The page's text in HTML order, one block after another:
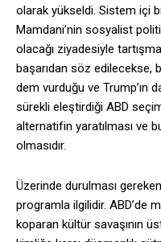
olarak yükseldi. Sistem içi
Mamdani’nin sosyalist
olacağı ziyadesiyle
başarıdan söz edilecekse,
dem vurduğu ve Trump’ın
sürekli eleştirdiği ABD
alternatifin yaratılması ve
olmasıdır.
Üzerinde durulması
programla ilgilidir. ABD’de
koparan kültür savaşının